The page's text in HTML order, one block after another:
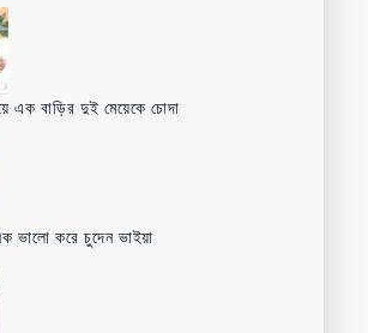
এক বাড়ির দুই মেয়েকে চোদা
ভালো করে চুদেন ভাইয়া